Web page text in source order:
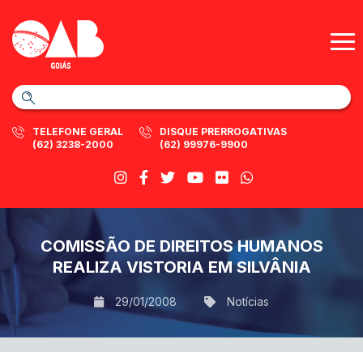
TELEFONE GERAL
(62) 3238-2000
DISQUE PRERROGATIVAS
(62) 99976-9900
COMISSÃO DE DIREITOS HUMANOS
REALIZA VISTORIA EM SILVÂNIA
29/01/2008 Notícias